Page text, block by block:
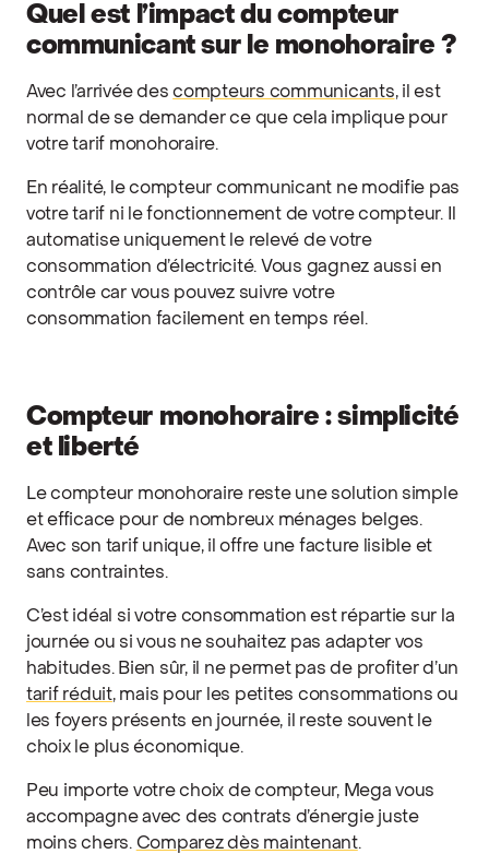
Quel est l’impact du compteur
communicant sur le monohoraire ?
Avec l’arrivée descompteurs communicants, il est
normal de se demander ce que cela implique pour
votre tarif monohoraire.
En réalité, le compteur communicant ne modifie pas
votre tarif ni le fonctionnement de votre compteur. Il
automatise uniquement le relevé de votre
consommation d’électricité. Vous gagnez aussi en
contrôle car vous pouvez suivre votre
consommation facilement en temps réel.
Compteur monohoraire : simplicité
et liberté
Le compteur monohoraire reste une solution simple
et efficace pour de nombreux ménages belges.
Avec son tarif unique, il offre une facture lisible et
sans contraintes.
C’est idéal si votre consommation est répartie sur la
journée ou si vous ne souhaitez pas adapter vos
habitudes. Bien sûr, il ne permet pas de profiter d’un
tarif réduit, mais pour les petites consommations ou
les foyers présents en journée, il reste souvent le
choix le plus économique.
Peu importe votre choix de compteur, Mega vous
accompagne avec des contrats d’énergie juste
moins chers. Comparez dès maintenant.